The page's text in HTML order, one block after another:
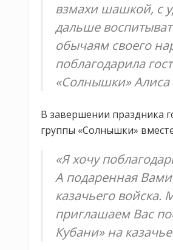
взмахи шашкой, с
дальше
обычаям своего
поблагодарила
«Солнышки» Алиса
В завершении праздника
группы «Солнышки»
«Я хочу
А подаренная Вами
казачьего войска.
приглашаем Вас
Кубани» на